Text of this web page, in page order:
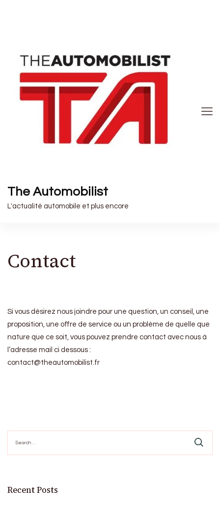
The Automobilist
L'actualité automobile et plus encore
Contact
Si vous désirez nous joindre pour une question, un conseil, une
proposition, une offre de service ou un problème de quelle que
nature que ce soit, vous pouvez prendre contact avec nous à
l’adresse mail ci dessous :
contact@theautomobilist.fr
for:
Recent Posts